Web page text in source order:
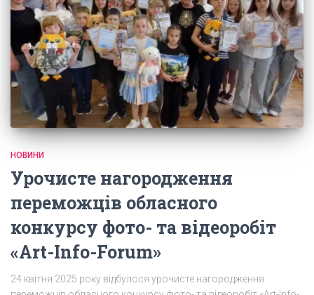
НОВИНИ
Урочисте нагородження
переможців обласного
конкурсу фото- та відеоробіт
«Art-Info-Forum»
24 квітня 2025 року відбулося урочисте нагородження